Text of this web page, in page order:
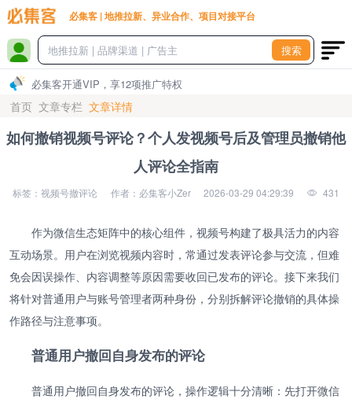
必集客 | 地推拉新、异业合作、项目对接平台
搜索
必集客开通VIP，享12项推广特权
首页 文章专栏 文章详情
如何撤销视频号评论？个人发视频号后及管理员撤销他
人评论全指南
标签：视频号撤评论 作者：必集客小Zer 2026-03-29 04:29:39 431
作为微信生态矩阵中的核心组件，视频号构建了极具活力的内容
互动场景。用户在浏览视频内容时，常通过发表评论参与交流，但难
免会因误操作、内容调整等原因需要收回已发布的评论。接下来我们
将针对普通用户与账号管理者两种身份，分别拆解评论撤销的具体操
作路径与注意事项。
普通用户撤回自身发布的评论
普通用户撤回自身发布的评论，操作逻辑十分清晰：先打开微信